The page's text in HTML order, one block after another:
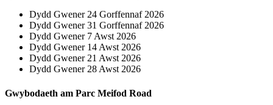
Dydd Gwener 24 Gorffennaf 2026
Dydd Gwener 31 Gorffennaf 2026
Dydd Gwener 7 Awst 2026
Dydd Gwener 14 Awst 2026
Dydd Gwener 21 Awst 2026
Dydd Gwener 28 Awst 2026
Gwybodaeth am Parc Meifod Road